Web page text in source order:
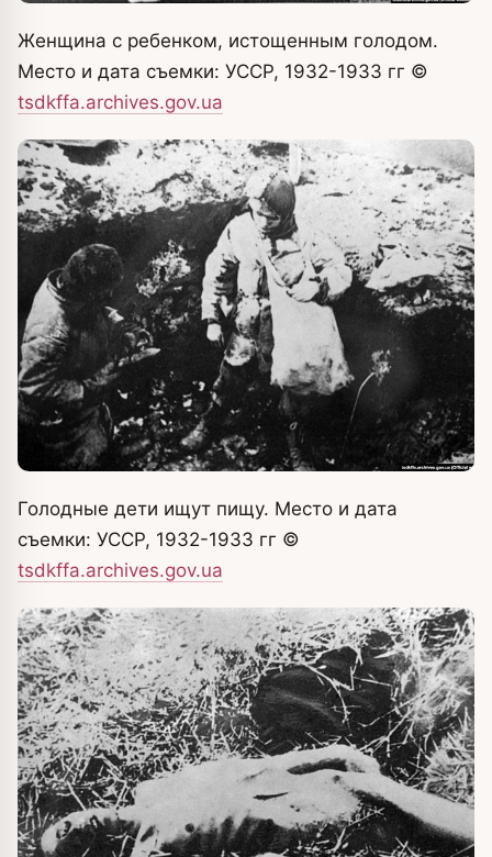
Женщина с ребенком, истощенным голодом.
Место и дата съемки: УССР, 1932-1933 гг ©
tsdkffa.archives.gov.ua
Голодные дети ищут пищу. Место и дата
съемки: УССР, 1932-1933 гг ©
tsdkffa.archives.gov.ua